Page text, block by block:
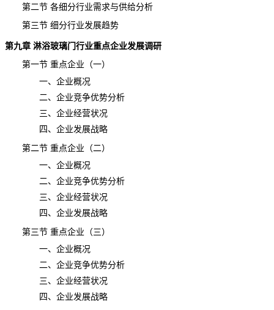
第二节 各细分行业需求与供给分析
第三节 细分行业发展趋势
第九章 淋浴玻璃门行业重点企业发展调研
第一节 重点企业（一）
一、企业概况
二、企业竞争优势分析
三、企业经营状况
四、企业发展战略
第二节 重点企业（二）
一、企业概况
二、企业竞争优势分析
三、企业经营状况
四、企业发展战略
第三节 重点企业（三）
一、企业概况
二、企业竞争优势分析
三、企业经营状况
四、企业发展战略